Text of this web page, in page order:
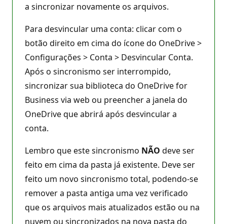
a sincronizar novamente os arquivos.
Para desvincular uma conta: clicar com o
botão direito em cima do ícone do OneDrive >
Configurações > Conta > Desvincular Conta.
Após o sincronismo ser interrompido,
sincronizar sua biblioteca do OneDrive for
Business via web ou preencher a janela do
OneDrive que abrirá após desvincular a
conta.
Lembro que este sincronismo NÃO deve ser
feito em cima da pasta já existente. Deve ser
feito um novo sincronismo total, podendo-se
remover a pasta antiga uma vez verificado
que os arquivos mais atualizados estão ou na
nuvem ou sincronizados na nova pasta do